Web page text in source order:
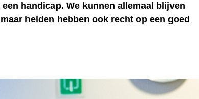
handicap. We kunnen allemaal blijven
helden hebben ook recht op een goed